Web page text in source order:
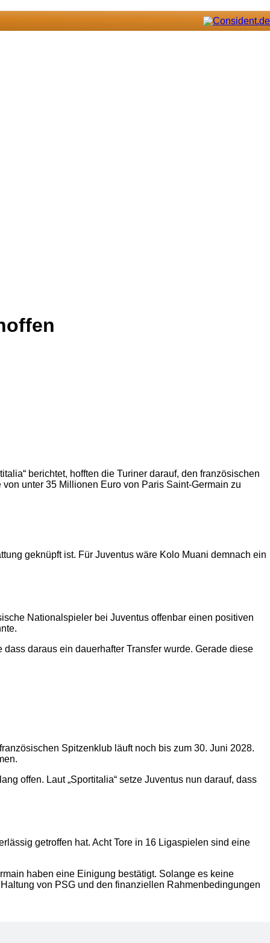
berichtet, hofften die Turiner darauf, den französischen
unter 35 Millionen Euro von Paris Saint-Germain zu
geknüpft ist. Für Juventus wäre Kolo Muani demnach ein
Nationalspieler bei Juventus offenbar einen positiven
daraus ein dauerhafter Transfer wurde. Gerade diese
Spitzenklub läuft noch bis zum 30. Juni 2028.
offen. Laut „Sportitalia“ setze Juventus nun darauf, dass
getroffen hat. Acht Tore in 16 Ligaspielen sind eine
haben eine Einigung bestätigt. Solange es keine
von PSG und den finanziellen Rahmenbedingungen